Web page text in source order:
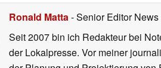
Ronald Matta- Senior Editor News
Seit 2007 bin ich Redakteur bei
der Lokalpresse. Vor meiner